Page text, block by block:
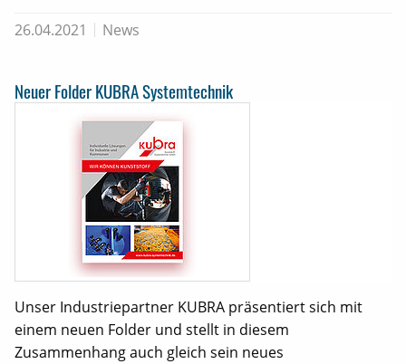
26.04.2021 News
Neuer Folder KUBRA Systemtechnik
Unser Industriepartner KUBRA präsentiert sich mit
einem neuen Folder und stellt in diesem
Zusammenhang auch gleich sein neues